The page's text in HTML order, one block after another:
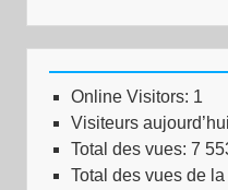
Online Visitors: 1
Visiteurs
Total des vues: 7
Total des vues de la